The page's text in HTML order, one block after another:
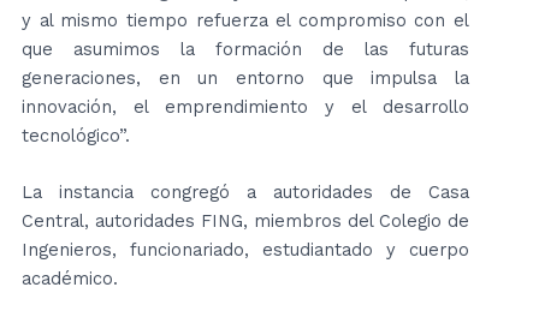
y al mismo tiempo refuerza el compromiso con el
que asumimos la formación de las futuras
generaciones, en un entorno que impulsa la
innovación, el emprendimiento y el desarrollo
tecnológico”.
La instancia congregó a autoridades de Casa
Central, autoridades FING, miembros del Colegio de
Ingenieros, funcionariado, estudiantado y cuerpo
académico.